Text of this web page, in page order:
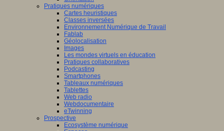
Pratiques numériques
Cartes heuristiques
Classes inversées
Environnement Numérique de Travail
Fablab
Géolocalisation
Images
Les mondes virtuels en éducation
Pratiques collaboratives
Podcasting
Smartphones
Tableaux numériques
Tablettes
Web radio
Webdocumentaire
eTwinning
Prospective
Ecosystème numérique